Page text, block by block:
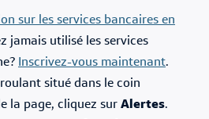
sur les services bancaires en
jamais utilisé les services
Inscrivez-vous maintenant.
situé dans le coin
la page, cliquez sur Alertes.